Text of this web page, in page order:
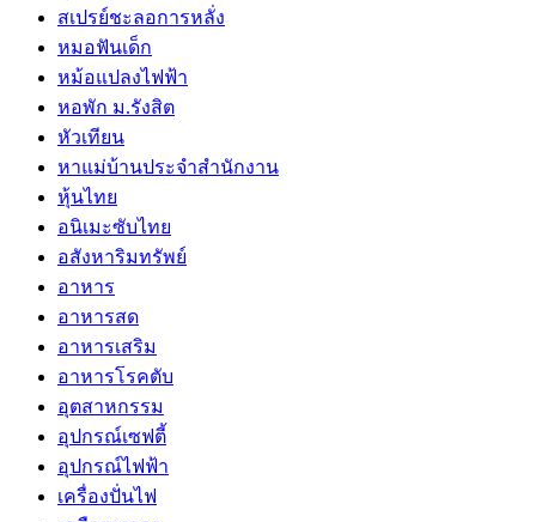
สเปรย์ชะลอการหลั่ง
หมอฟันเด็ก
หม้อแปลงไฟฟ้า
หอพัก ม.รังสิต
หัวเทียน
หาแม่บ้านประจำสำนักงาน
หุ้นไทย
อนิเมะซับไทย
อสังหาริมทรัพย์
อาหาร
อาหารสด
อาหารเสริม
อาหารโรคตับ
อุตสาหกรรม
อุปกรณ์เซฟตี้
อุปกรณ์ไฟฟ้า
เครื่องปั่นไฟ